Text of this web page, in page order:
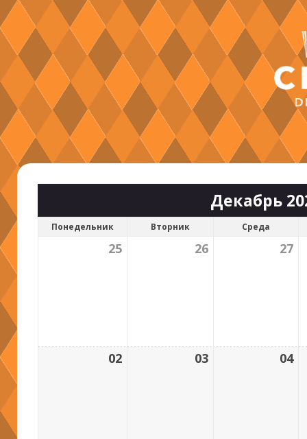
Декабрь
Понедельник Вторник Среда
25 26 27
02 03 04